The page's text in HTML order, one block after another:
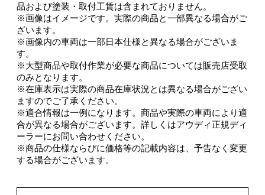
品および塗装・取付工賃は含まれておりません。
※画像はイメージです。実際の商品と一部異なる場合がご
ざいます。
※画像内の車両は一部日本仕様と異なる場合がございま
す。
※大型商品や取付作業が必要な商品については販売店受取
のみとなります。
※在庫表示は実際の商品在庫状況とは異なる場合がござい
ますのでご了承ください。
※適合情報は一例になります。商品や実際の車両により適
合が異なる場合がございます。詳しくはアウディ正規ディ
ーラーにお問い合わせください。
※商品の仕様ならびに価格等の記載内容は、予告なく変更
する場合がございます。